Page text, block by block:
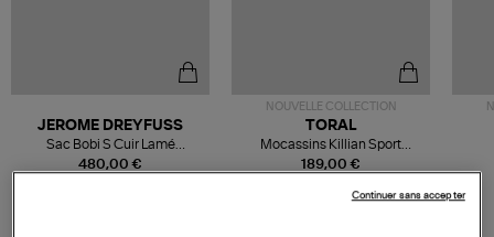
480,00 €
JEROME DREYFUSS
Sac Bobi S Cuir Lamé
Champagne
NOUVELLE COLLECTION
189,00 €
TORAL
Mocassins Killian Sport
Mousse
Continuer sans accepter